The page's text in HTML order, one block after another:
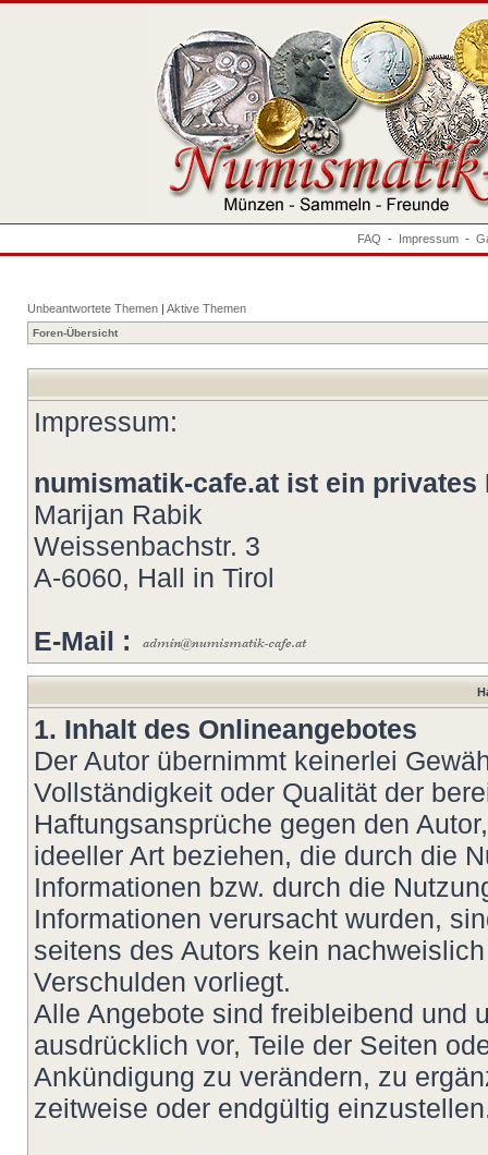
FAQ - Impressum -
Unbeantwortete Themen | Aktive Themen
Foren-Übersicht
Impressum:
numismatik-cafe.at ist ein privates
Marijan Rabik
Weissenbachstr. 3
A-6060, Hall in Tirol
E-Mail :
1. Inhalt des Onlineangebotes
Der Autor übernimmt keinerlei
Vollständigkeit oder Qualität der
Haftungsansprüche gegen den
ideeller Art beziehen, die durch die
Informationen bzw. durch die
Informationen verursacht wurden,
seitens des Autors kein
Verschulden vorliegt.
Alle Angebote sind freibleibend und
ausdrücklich vor, Teile der Seiten
Ankündigung zu verändern, zu
zeitweise oder endgültig